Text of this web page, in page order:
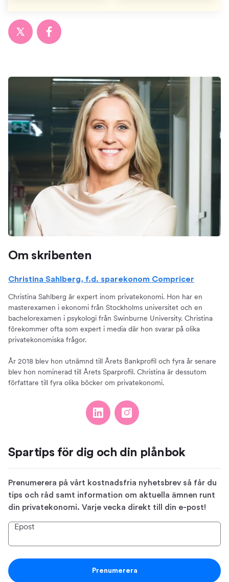
Om skribenten
Christina Sahlberg, f.d. sparekonom Compricer
Christina Sahlberg är expert inom privatekonomi. Hon har en
masterexamen i ekonomi från Stockholms universitet och en
bachelorexamen i psykologi från Swinburne University. Christina
förekommer ofta som expert i media där hon svarar på olika
privatekonomiska frågor.
År 2018 blev hon utnämnd till Årets Bankprofil och fyra år senare
blev hon nominerad till Årets Sparprofil. Christina är dessutom
författare till fyra olika böcker om privatekonomi.
Spartips för dig och din plånbok
Prenumerera på vårt kostnadsfria nyhetsbrev så får du
tips och råd samt information om aktuella ämnen runt
din privatekonomi. Varje vecka direkt till din e-post!
Epost
Prenumerera